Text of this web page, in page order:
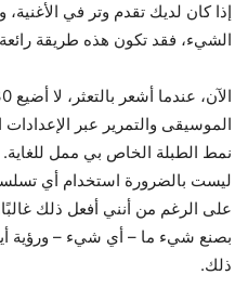
إذا كان لديك تقدم وتر في
الشيء، فقد تكون هذه طريقة رائعة
الموسيقى والتمرير عبر
نمط الطبلة الخاص بي ممل للغاية.
على الرغم من أنني أفعل ذلك
بصنع شيء ما – أي شيء – ورؤية
ذلك.